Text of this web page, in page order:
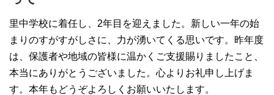
里中学校に着任し、2年目を迎えました。新しい一年の始
まりのすがすがしさに、力が湧いてくる思いです。昨年度
は、保護者や地域の皆様に温かくご支援賜りましたこと、
本当にありがとうございました。心よりお礼申し上げま
す。本年もどうぞよろしくお願いいたします。